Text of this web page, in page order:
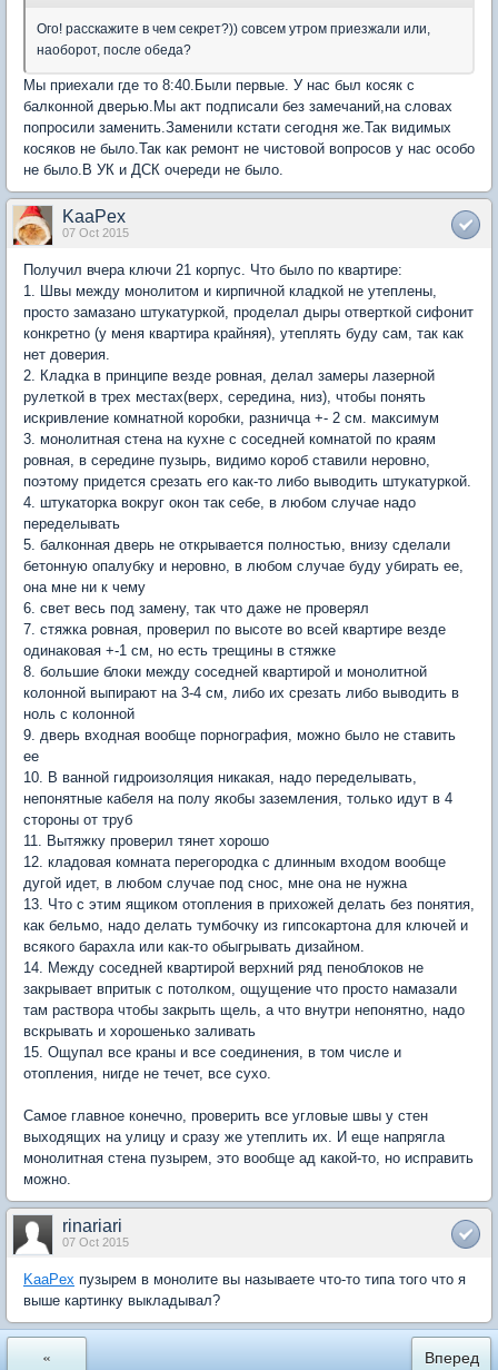
Ого! расскажите в чем секрет?)) совсем утром приезжали или,
наоборот, после обеда?
Мы приехали где то 8:40.Были первые. У нас был косяк с
балконной дверью.Мы акт подписали без замечаний,на словах
попросили заменить.Заменили кстати сегодня же.Так видимых
косяков не было.Так как ремонт не чистовой вопросов у нас особо
не было.В УК и ДСК очереди не было.
KaaPex
07 Oct 2015
Получил вчера ключи 21 корпус. Что было по квартире:
1. Швы между монолитом и кирпичной кладкой не утеплены,
просто замазано штукатуркой, проделал дыры отверткой сифонит
конкретно (у меня квартира крайняя), утеплять буду сам, так как
нет доверия.
2. Кладка в принципе везде ровная, делал замеры лазерной
рулеткой в трех местах(верх, середина, низ), чтобы понять
искривление комнатной коробки, разничца +- 2 см. максимум
3. монолитная стена на кухне с соседней комнатой по краям
ровная, в середине пузырь, видимо короб ставили неровно,
поэтому придется срезать его как-то либо выводить штукатуркой.
4. штукаторка вокруг окон так себе, в любом случае надо
переделывать
5. балконная дверь не открывается полностью, внизу сделали
бетонную опалубку и неровно, в любом случае буду убирать ее,
она мне ни к чему
6. свет весь под замену, так что даже не проверял
7. стяжка ровная, проверил по высоте во всей квартире везде
одинаковая +-1 см, но есть трещины в стяжке
8. большие блоки между соседней квартирой и монолитной
колонной выпирают на 3-4 см, либо их срезать либо выводить в
ноль с колонной
9. дверь входная вообще порнография, можно было не ставить
ее
10. В ванной гидроизоляция никакая, надо переделывать,
непонятные кабеля на полу якобы заземления, только идут в 4
стороны от труб
11. Вытяжку проверил тянет хорошо
12. кладовая комната перегородка с длинным входом вообще
дугой идет, в любом случае под снос, мне она не нужна
13. Что с этим ящиком отопления в прихожей делать без понятия,
как бельмо, надо делать тумбочку из гипсокартона для ключей и
всякого барахла или как-то обыгрывать дизайном.
14. Между соседней квартирой верхний ряд пеноблоков не
закрывает впритык с потолком, ощущение что просто намазали
там раствора чтобы закрыть щель, а что внутри непонятно, надо
вскрывать и хорошенько заливать
15. Ощупал все краны и все соединения, в том числе и
отопления, нигде не течет, все сухо.
Самое главное конечно, проверить все угловые швы у стен
выходящих на улицу и сразу же утеплить их. И еще напрягла
монолитная стена пузырем, это вообще ад какой-то, но исправить
можно.
rinariari
07 Oct 2015
KaaPex пузырем в монолите вы называете что-то типа того что я
выше картинку выкладывал?
«
Вперед